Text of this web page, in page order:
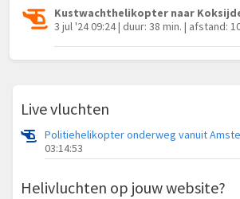
Kustwachthelikopter naar
3 jul '24 09:24 | duur: 38 min. | afstand:
Live vluchten
03:14:53
Helivluchten op jouw website?